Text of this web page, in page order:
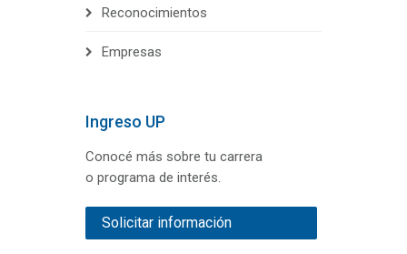
Reconocimientos
Empresas
Ingreso UP
Conocé más sobre tu carrera
o programa de interés.
Solicitar información